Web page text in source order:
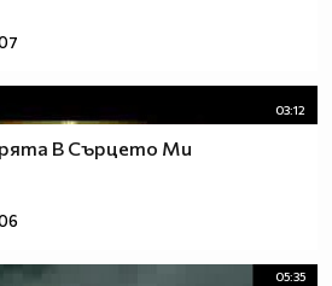
03:12
В Сърцето Ми
05:35